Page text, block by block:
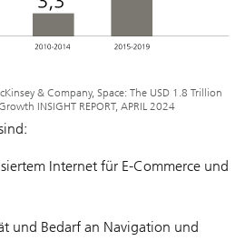
& Company, Space: The USD 1.8 Trillion
INSIGHT REPORT, APRIL 2024
Internet für E-Commerce und
und Bedarf an Navigation und